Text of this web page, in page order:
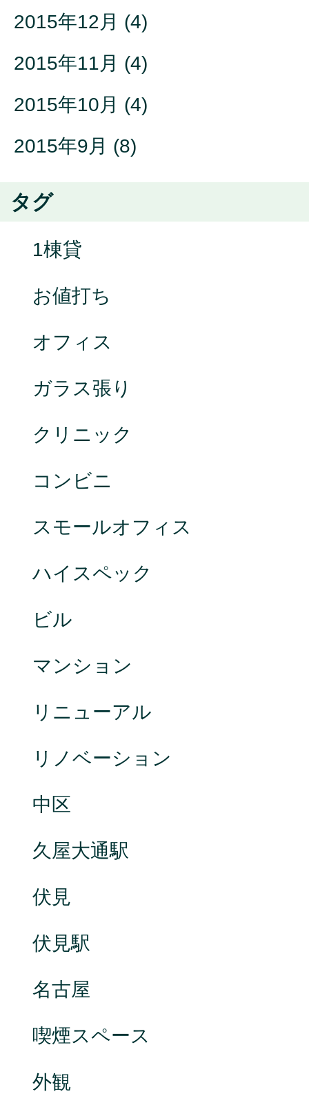
2015年12月 (4)
2015年11月 (4)
2015年10月 (4)
2015年9月 (8)
タグ
1棟貸
お値打ち
オフィス
ガラス張り
クリニック
コンビニ
スモールオフィス
ハイスペック
ビル
マンション
リニューアル
リノベーション
中区
久屋大通駅
伏見
伏見駅
名古屋
喫煙スペース
外観